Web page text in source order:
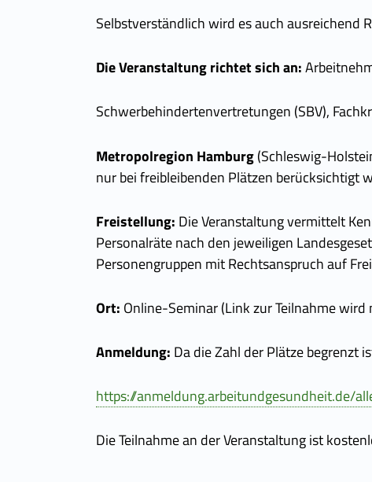
Selbstverständlich wird es auch ausreichend
Die Veranstaltung richtet sich an:
Schwerbehindertenvertretungen (SBV),
Metropolregion Hamburg(Schleswig-
nur bei freibleibenden Plätzen berücksichtigt
Freistellung: Die Veranstaltung vermittelt
Personalräte nach den jeweiligen
Personengruppen mit Rechtsanspruch auf
Ort: Online-Seminar (Link zur Teilnahme
Anmeldung: Da die Zahl der Plätze begrenzt
https://anmeldung.arbeitundgesundheit.de/
Die Teilnahme an der Veranstaltung ist